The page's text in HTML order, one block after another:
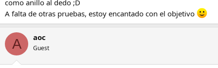
como anillo al dedo ;D
A falta de otras pruebas, estoy encantado con el objetivo
A aoc
Guest